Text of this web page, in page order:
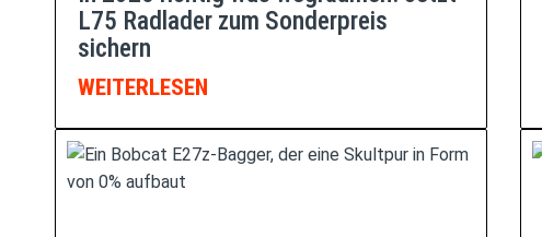
L75 Radlader zum Sonderpreis
sichern
WEITERLESEN